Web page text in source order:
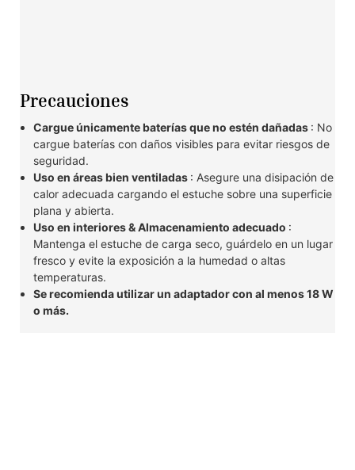
Precauciones
Cargue únicamente baterías que no estén dañadas : No
cargue baterías con daños visibles para evitar riesgos de
seguridad.
Uso en áreas bien ventiladas : Asegure una disipación de
calor adecuada cargando el estuche sobre una superficie
plana y abierta.
Uso en interiores & Almacenamiento adecuado :
Mantenga el estuche de carga seco, guárdelo en un lugar
fresco y evite la exposición a la humedad o altas
temperaturas.
Se recomienda utilizar un adaptador con al menos 18 W
o más.